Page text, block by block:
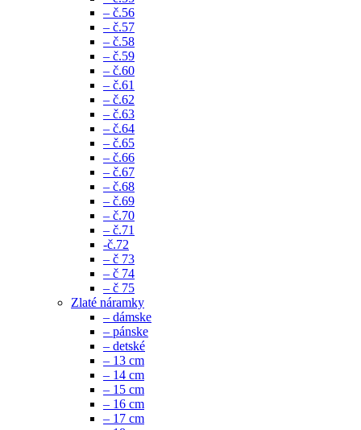
– č.56
– č.57
– č.58
– č.59
– č.60
– č.61
– č.62
– č.63
– č.64
– č.65
– č.66
– č.67
– č.68
– č.69
– č.70
– č.71
-č.72
– č 73
– č 74
– č 75
Zlaté náramky
– dámske
– pánske
– detské
– 13 cm
– 14 cm
– 15 cm
– 16 cm
– 17 cm